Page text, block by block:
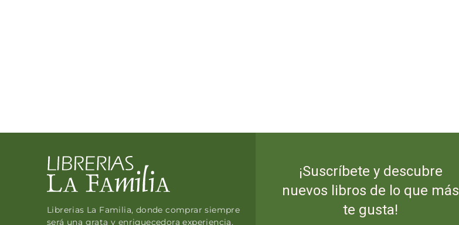
Librerias La Familia, donde comprar siempre
será una grata y enriquecedora experiencia.
¡Suscríbete y descubre
nuevos libros de lo que más
te gusta!